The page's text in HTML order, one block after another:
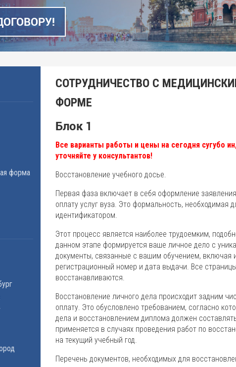
форма
СОТРУДНИЧЕСТВО С
ФОРМЕ
Блок 1
Все варианты работы и цены на сегодня сугубо
уточняйте у консультантов!
Восстановление учебного досье.
Первая фаза включает в себя оформление
оплату услуг вуза. Это формальность, необходимая
идентификатором.
Этот процесс является наиболее трудоемким,
данном этапе формируется ваше личное дело с
документы, связанные с вашим обучением,
регистрационный номер и дата выдачи. Все
восстанавливаются.
Восстановление личного дела происходит задним
оплату. Это обусловлено требованием, согласно
дела и восстановлением диплома должен
применяется в случаях проведения работ по
на текущий учебный год.
Перечень документов, необходимых для